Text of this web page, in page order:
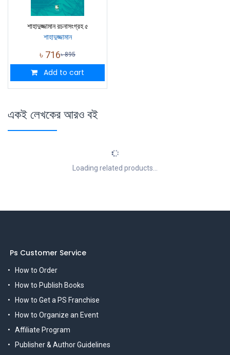
শাহাদুজ্জামান রচনাসংগ্রহ ৫
শাহাদুজ্জামান
৳ 716৳895
Add to cart
একই লেখকের আরও বই
Loading related products...
Ps Customer Service
How to Order
How to Publish Books
How to Get a PS Franchise
How to Organize an Event
Affiliate Program
Publisher & Author Guidelines